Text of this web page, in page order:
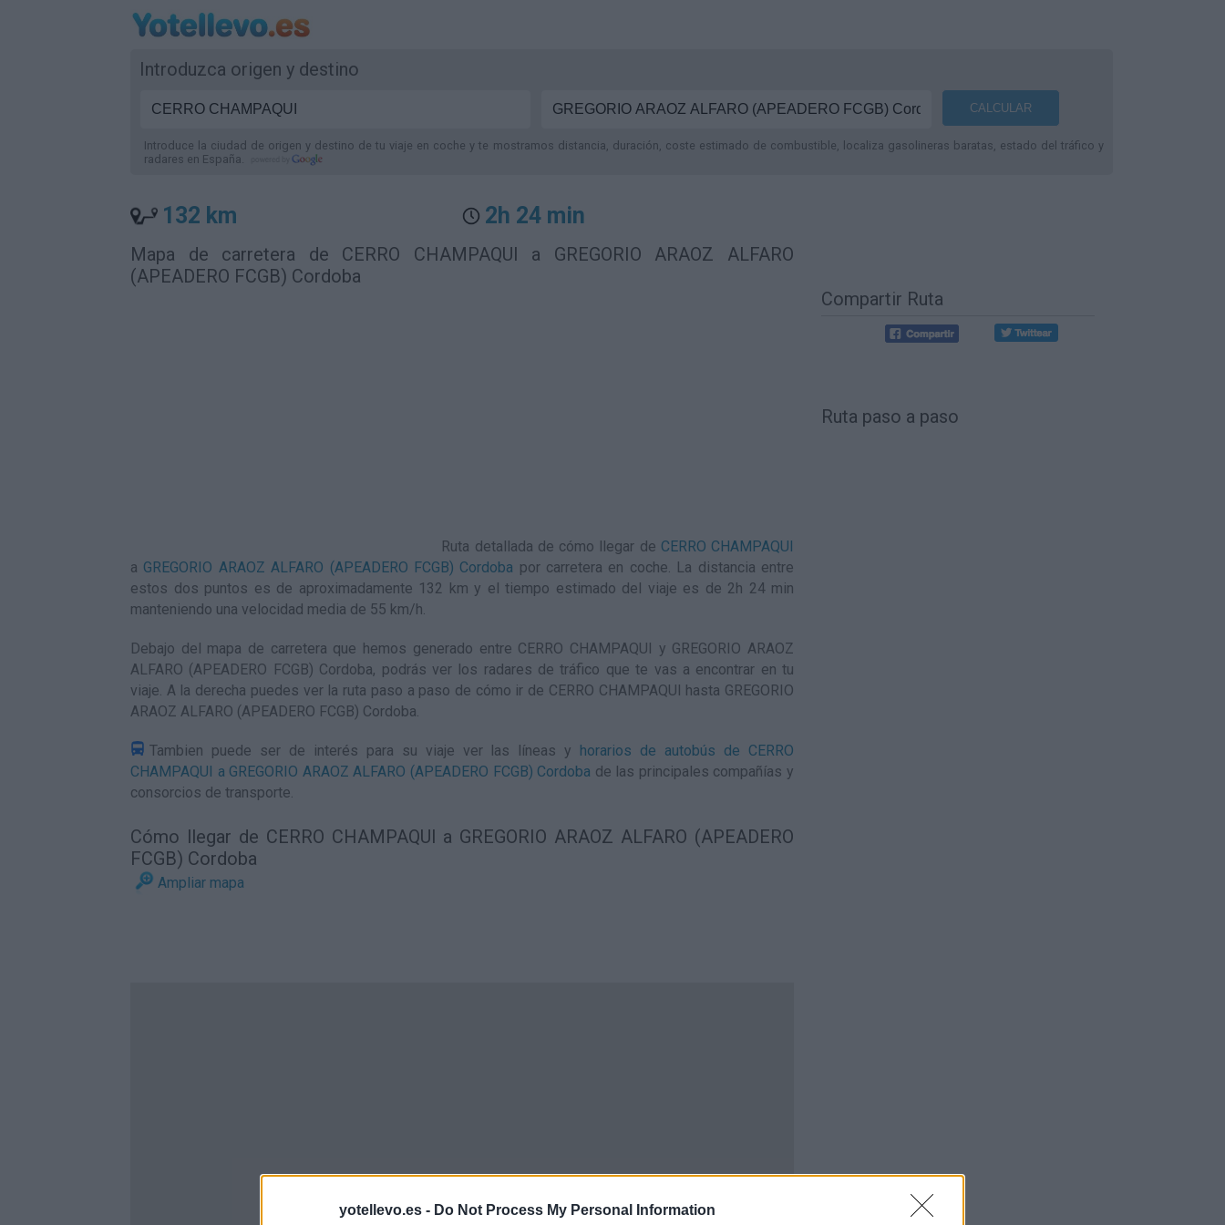
yotellevo.es - Do Not Process My Personal Information
Introduzca origen y destino
Introduce la ciudad de origen y destino de tu viaje en coche y te mostramos distancia, duración, coste estimado de combustible, localiza gasolineras baratas, estado del tráfico y
radares en España.
132 km 2h 24 min
Mapa de carretera de CERRO CHAMPAQUI a GREGORIO ARAOZ ALFARO
(APEADERO FCGB) Cordoba
Ruta detallada de cómo llegar de CERRO CHAMPAQUI
a GREGORIO ARAOZ ALFARO (APEADERO FCGB) Cordoba por carretera en coche. La distancia entre
estos dos puntos es de aproximadamente 132 km y el tiempo estimado del viaje es de 2h 24 min
manteniendo una velocidad media de 55 km/h.
Debajo del mapa de carretera que hemos generado entre CERRO CHAMPAQUI y GREGORIO ARAOZ
ALFARO (APEADERO FCGB) Cordoba, podrás ver los radares de tráfico que te vas a encontrar en tu
viaje. A la derecha puedes ver la ruta paso a paso de cómo ir de CERRO CHAMPAQUI hasta GREGORIO
ARAOZ ALFARO (APEADERO FCGB) Cordoba.
Tambien puede ser de interés para su viaje ver las líneas y horarios de autobús de CERRO
CHAMPAQUI a GREGORIO ARAOZ ALFARO (APEADERO FCGB) Cordoba de las principales compañías y
consorcios de transporte.
Cómo llegar de CERRO CHAMPAQUI a GREGORIO ARAOZ ALFARO (APEADERO
FCGB) Cordoba
Ampliar mapa
Compartir Ruta
Ruta paso a paso